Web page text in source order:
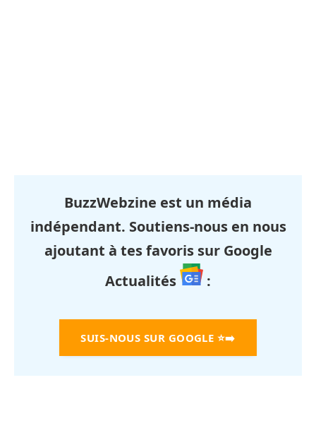
BuzzWebzine est un média
indépendant. Soutiens-nous en nous
ajoutant à tes favoris sur Google
Actualités
:
SUIS-NOUS SUR GOOGLE ⭐➡️